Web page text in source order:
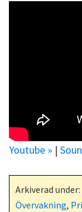
Youtube » |
Arkiverad under:
Övervakning,